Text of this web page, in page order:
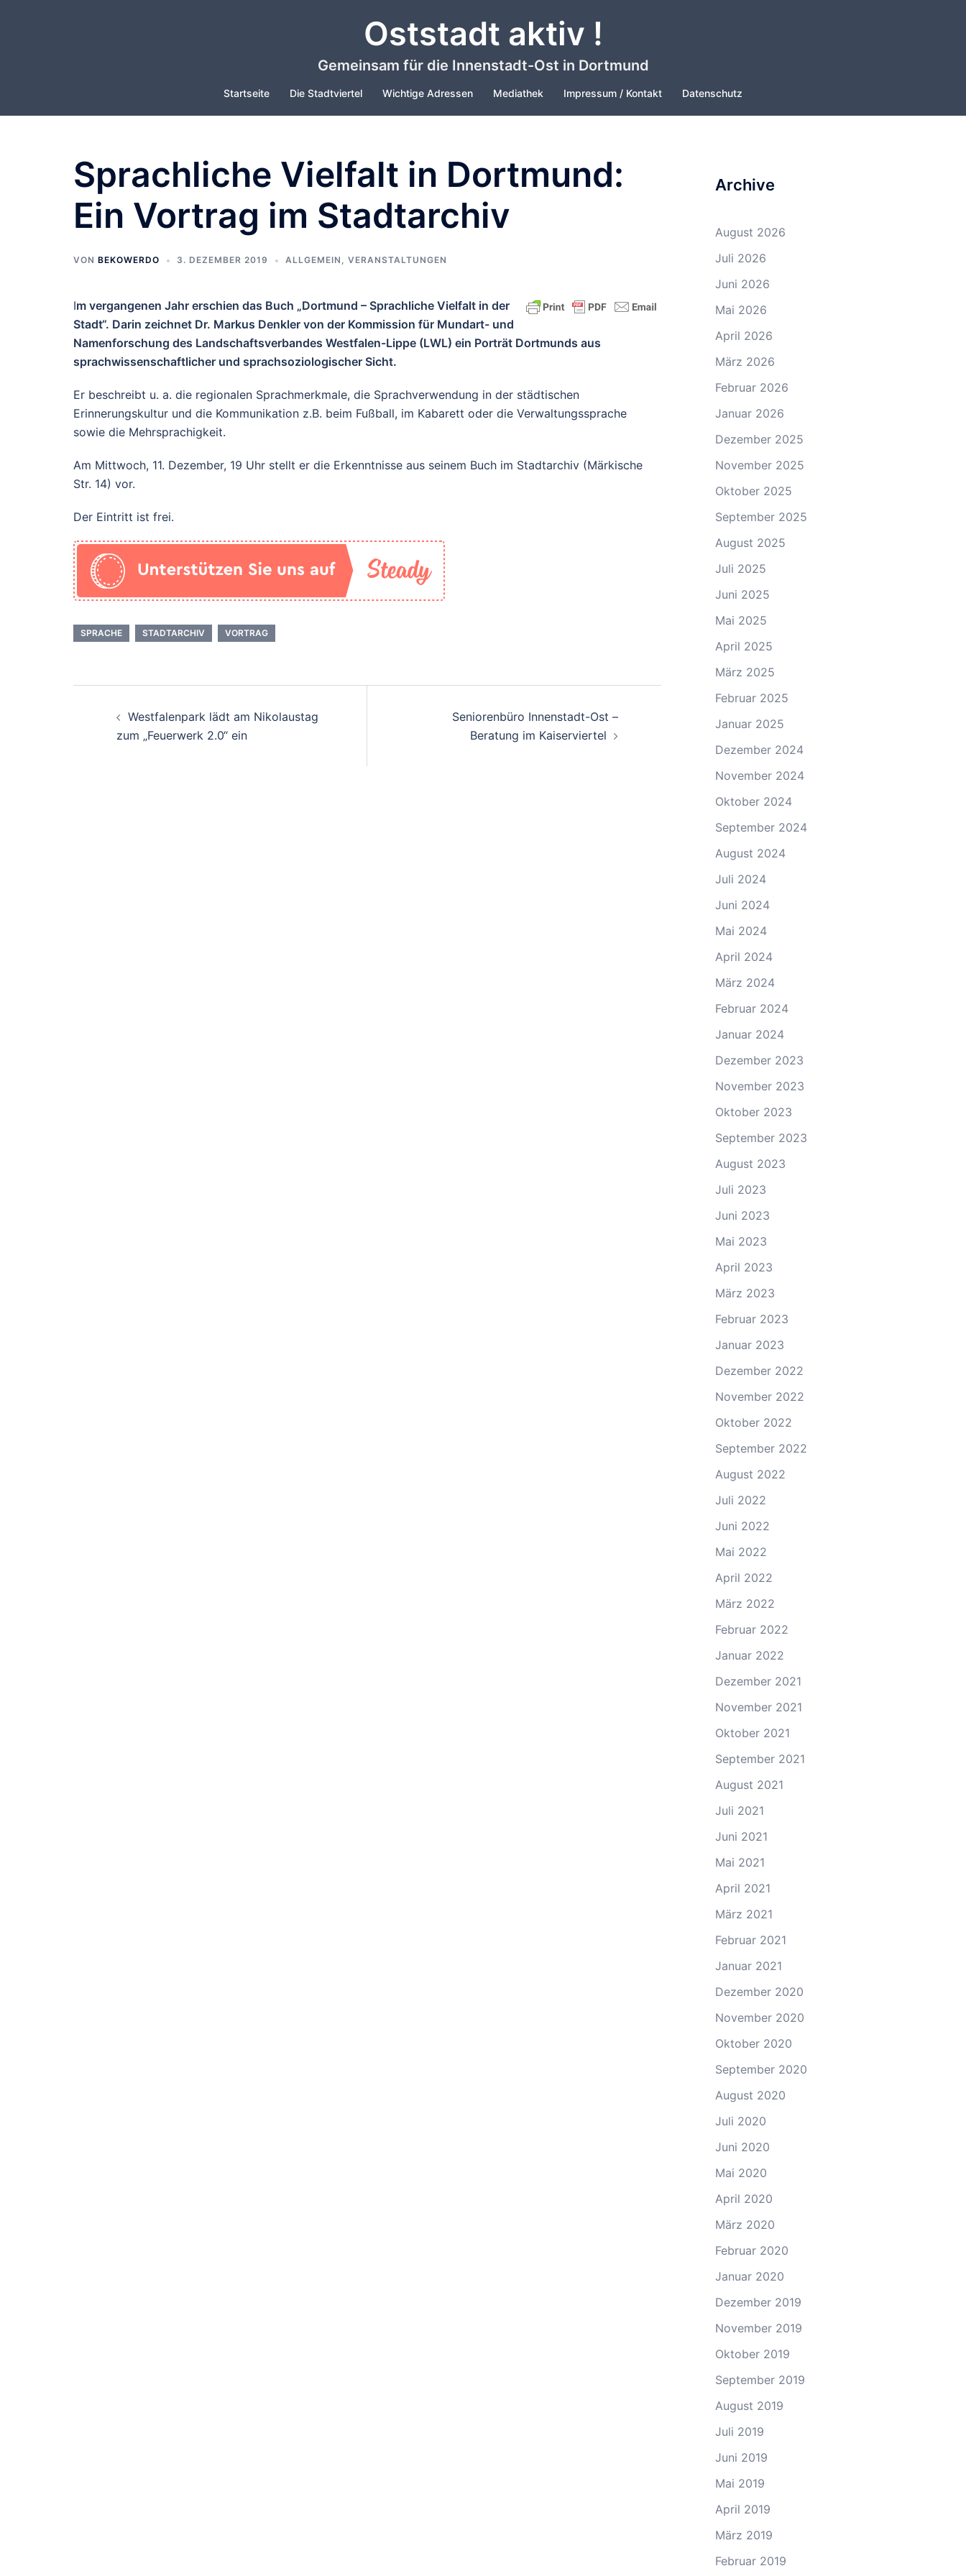
Oststadt aktiv !
Gemeinsam für die Innenstadt-Ost in Dortmund
Startseite Die Stadtviertel Wichtige Adressen Mediathek Impressum / Kontakt Datenschutz
Sprachliche Vielfalt in Dortmund:
Ein Vortrag im Stadtarchiv
VON BEKOWERDO 3. DEZEMBER 2019 ALLGEMEIN , VERANSTALTUNGEN
Im vergangenen Jahr erschien das Buch „Dortmund – Sprachliche Vielfalt in der
Stadt“. Darin zeichnet Dr. Markus Denkler von der Kommission für Mundart- und
Namenforschung des Landschaftsverbandes Westfalen-Lippe (LWL) ein Porträt Dortmunds aus
sprachwissenschaftlicher und sprachsoziologischer Sicht.
Er beschreibt u. a. die regionalen Sprachmerkmale, die Sprachverwendung in der städtischen
Erinnerungskultur und die Kommunikation z.B. beim Fußball, im Kabarett oder die Verwaltungssprache
sowie die Mehrsprachigkeit.
Am Mittwoch, 11. Dezember, 19 Uhr stellt er die Erkenntnisse aus seinem Buch im Stadtarchiv (Märkische
Str. 14) vor.
Der Eintritt ist frei.
SPRACHE STADTARCHIV VORTRAG
Beitrags-
Navigation
Westfalenpark lädt am Nikolaustag
zum „Feuerwerk 2.0“ ein
Seniorenbüro Innenstadt-Ost –
Beratung im Kaiserviertel
Archive
August 2026
Juli 2026
Juni 2026
Mai 2026
April 2026
März 2026
Februar 2026
Januar 2026
Dezember 2025
November 2025
Oktober 2025
September 2025
August 2025
Juli 2025
Juni 2025
Mai 2025
April 2025
März 2025
Februar 2025
Januar 2025
Dezember 2024
November 2024
Oktober 2024
September 2024
August 2024
Juli 2024
Juni 2024
Mai 2024
April 2024
März 2024
Februar 2024
Januar 2024
Dezember 2023
November 2023
Oktober 2023
September 2023
August 2023
Juli 2023
Juni 2023
Mai 2023
April 2023
März 2023
Februar 2023
Januar 2023
Dezember 2022
November 2022
Oktober 2022
September 2022
August 2022
Juli 2022
Juni 2022
Mai 2022
April 2022
März 2022
Februar 2022
Januar 2022
Dezember 2021
November 2021
Oktober 2021
September 2021
August 2021
Juli 2021
Juni 2021
Mai 2021
April 2021
März 2021
Februar 2021
Januar 2021
Dezember 2020
November 2020
Oktober 2020
September 2020
August 2020
Juli 2020
Juni 2020
Mai 2020
April 2020
März 2020
Februar 2020
Januar 2020
Dezember 2019
November 2019
Oktober 2019
September 2019
August 2019
Juli 2019
Juni 2019
Mai 2019
April 2019
März 2019
Februar 2019